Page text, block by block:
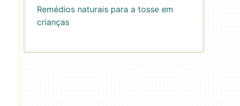
Remédios naturais para a tosse em
crianças